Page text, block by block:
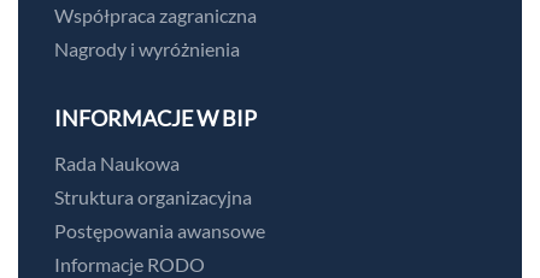
Współpraca zagraniczna
Nagrody i wyróżnienia
INFORMACJE W BIP
Rada Naukowa
Struktura organizacyjna
Postępowania awansowe
Informacje RODO